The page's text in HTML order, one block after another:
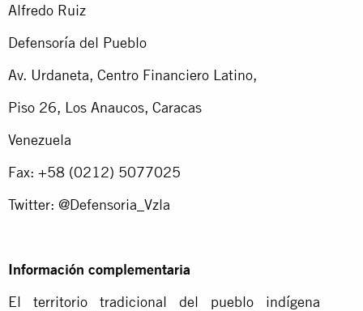
Alfredo Ruiz
Defensoría del Pueblo
Av. Urdaneta, Centro Financiero Latino,
Piso 26, Los Anaucos, Caracas
Venezuela
Fax: +58 (0212) 5077025
Twitter: @Defensoria_Vzla
Información complementaria
El territorio tradicional del pueblo indígena